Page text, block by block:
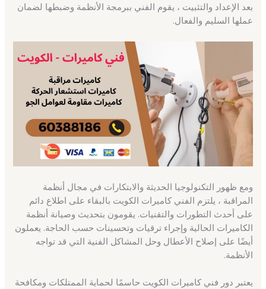
بعد الإعداد والتثبيت ، يقوم الفني ببرمجة الأنظمة وضبطها لضمان
عملها السليم والفعال.
ومع ظهور التكنولوجيا الحديثة والابتكارات في مجال أنظمة
المراقبة ، يلتزم الفني كاميرات الكويت بالبقاء على اطلاع دائم
على أحدث التطورات والتقنيات. يقومون بتحديث وصيانة أنظمة
الكاميرات الحالية وإجراء ترقيات وتحسينات حسب الحاجة. يعملون
أيضًا على إصلاح الأعطال وحل المشاكل الفنية التي قد تواجه
الأنظمة.
يعتبر دور فني كاميرات الكويت حاسمًا لحماية الممتلكات ومكافحة